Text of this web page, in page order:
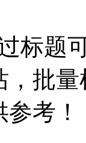
标题
，批
考！